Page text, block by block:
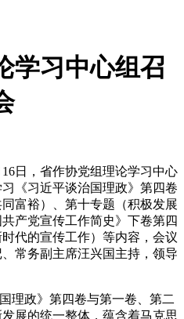
学习中心组召
日，省作协党组理论学习中心
《习近平谈治国理政》第四卷
富裕）、第十专题（积极发展
产党宣传工作简史》下卷第四
代的宣传工作）等内容，会议
常务副主席汪兴国主持，领导
政》第四卷与第一卷、第二
展的统一整体，蕴含着马克思